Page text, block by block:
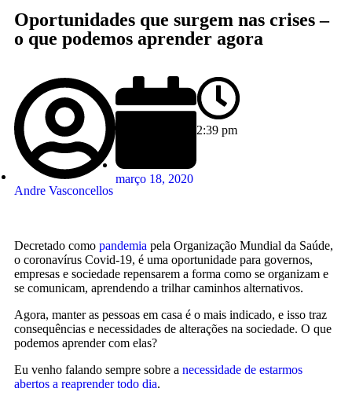
Oportunidades que surgem nas crises –
o que podemos aprender agora
Andre Vasconcellos
março 18, 2020
2:39 pm
Decretado como pandemia pela Organização Mundial da Saúde,
o coronavírus Covid-19, é uma oportunidade para governos,
empresas e sociedade repensarem a forma como se organizam e
se comunicam, aprendendo a trilhar caminhos alternativos.
Agora, manter as pessoas em casa é o mais indicado, e isso traz
consequências e necessidades de alterações na sociedade. O que
podemos aprender com elas?
Eu venho falando sempre sobre a necessidade de estarmos
abertos a reaprender todo dia.